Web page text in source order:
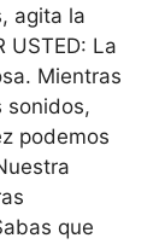
agita la
USTED: La
Mientras
sonidos,
podemos
que